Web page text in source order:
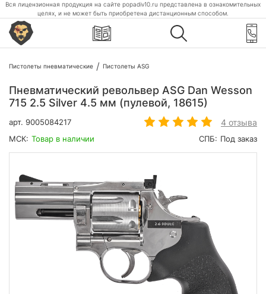
Вся лицензионная продукция на сайте popadiv10.ru представлена в ознакомительных
целях, и не может быть приобретена дистанционным способом.
Пистолеты пневматические Пистолеты ASG
Пневматический револьвер ASG Dan Wesson
715 2.5 Silver 4.5 мм (пулевой, 18615)
арт. 9005084217 4 отзыва
МСК: Товар в наличии СПБ: Под заказ